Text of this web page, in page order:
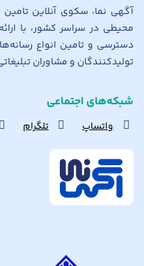
آگهی نما، سکوی آنلاین
محیطی در سراسر کشور، با
دسترسی و تامین انواع
تولیدکنندگان و مشاوران
شبکه‌های اجتماعی
واتساپ تلگرام